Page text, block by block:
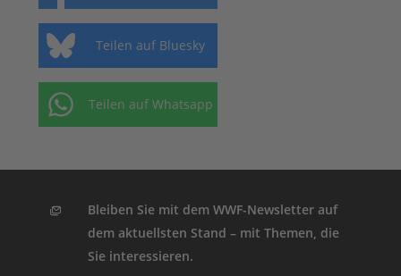
Teilen auf Bluesky
Teilen auf Whatsapp
Bleiben Sie mit dem WWF-Newsletter auf
dem aktuellsten Stand – mit Themen, die
Sie interessieren.